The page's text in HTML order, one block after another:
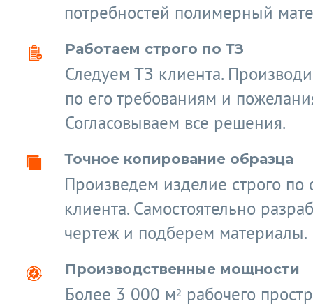
потребностей полимерный
Работаем строго по ТЗ
Следуем ТЗ клиента.
по его требованиям и
Согласовываем все решения.
Точное копирование образца
Произведем изделие строго по
клиента. Самостоятельно
чертеж и подберем материалы.
Производственные мощности
Более 3 000 м² рабочего